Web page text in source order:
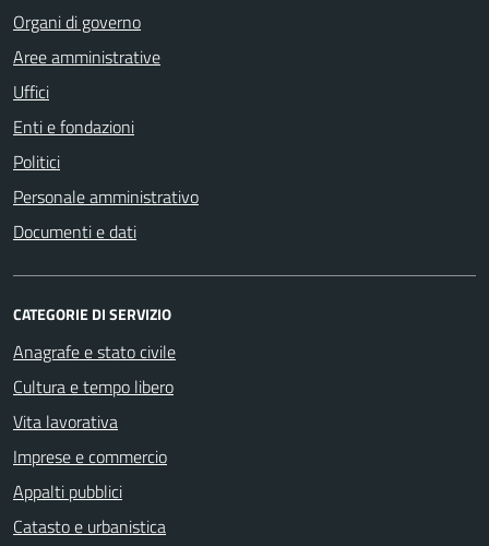
Organi di governo
Aree amministrative
Uffici
Enti e fondazioni
Politici
Personale amministrativo
Documenti e dati
CATEGORIE DI SERVIZIO
Anagrafe e stato civile
Cultura e tempo libero
Vita lavorativa
Imprese e commercio
Appalti pubblici
Catasto e urbanistica